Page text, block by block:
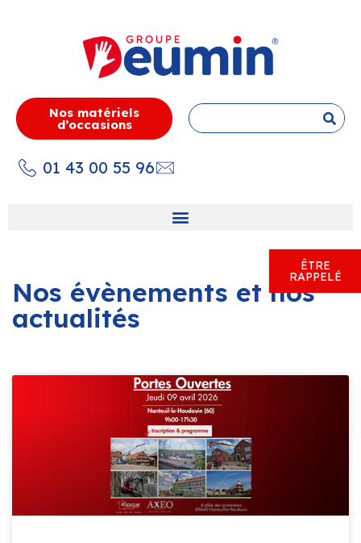
ÊTRE
RAPPELÉ
Nos matériels
d’occasions
01 43 00 55 96
Nos évènements et nos
actualités